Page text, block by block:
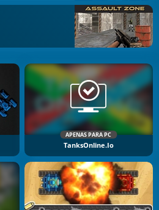
APENAS PARA PC
TanksOnline.io